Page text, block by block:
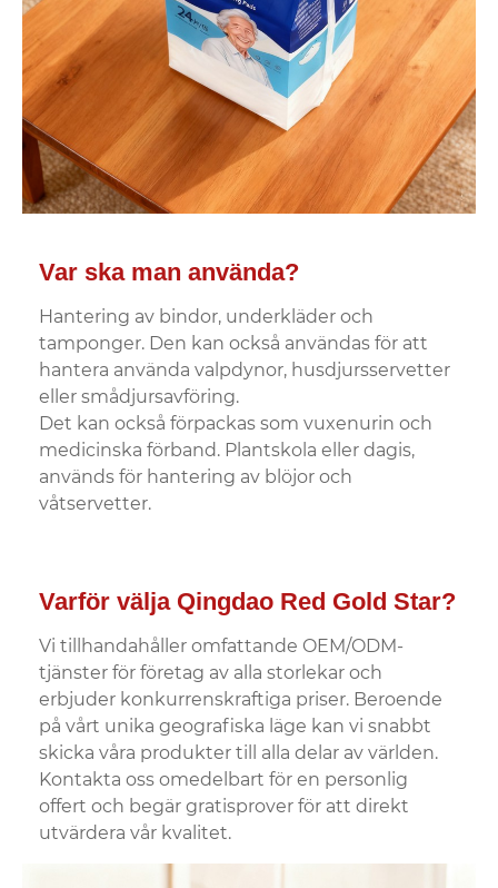
Var ska man använda?
Hantering av bindor, underkläder och
tamponger. Den kan också användas för att
hantera använda valpdynor, husdjursservetter
eller smådjursavföring.
Det kan också förpackas som vuxenurin och
medicinska förband. Plantskola eller dagis,
används för hantering av blöjor och
våtservetter.
Varför välja Qingdao Red Gold Star?
Vi tillhandahåller omfattande OEM/ODM-
tjänster för företag av alla storlekar och
erbjuder konkurrenskraftiga priser. Beroende
på vårt unika geografiska läge kan vi snabbt
skicka våra produkter till alla delar av världen.
Kontakta oss omedelbart för en personlig
offert och begär gratisprover för att direkt
utvärdera vår kvalitet.